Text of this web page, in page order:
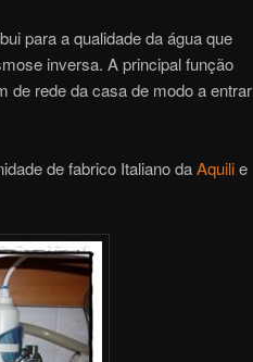
para a qualidade da água que
inversa. A principal função
de rede da casa de modo a entrar
de fabrico Italiano daAquilie